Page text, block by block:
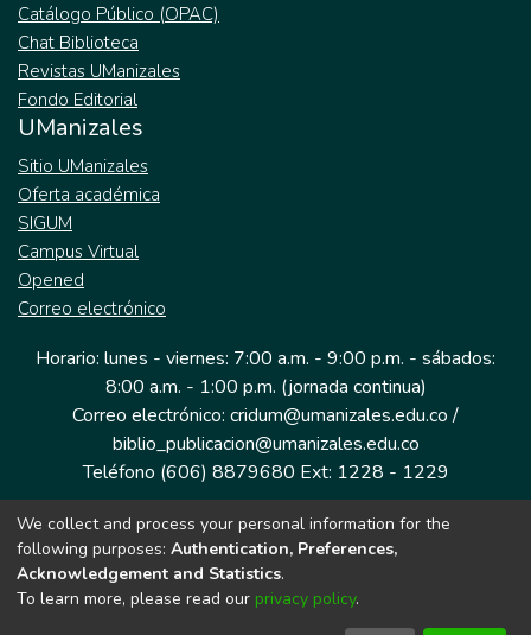
Catálogo Público (OPAC)
Chat Biblioteca
Revistas UManizales
Fondo Editorial
UManizales
Sitio UManizales
Oferta académica
SIGUM
Campus Virtual
Opened
Correo electrónico
Horario: lunes - viernes: 7:00 a.m. - 9:00 p.m. - sábados:
8:00 a.m. - 1:00 p.m. (jornada continua)
Correo electrónico: cridum@umanizales.edu.co /
biblio_publicacion@umanizales.edu.co
Teléfono (606) 8879680 Ext: 1228 - 1229
Dirección: Cra 9 a # 19-03 Edificio histórico, piso 1
Manizales, Caldas
Colombia.
We collect and process your personal information for the
following purposes: Authentication, Preferences,
Acknowledgement and Statistics.
To learn more, please read our privacy policy.